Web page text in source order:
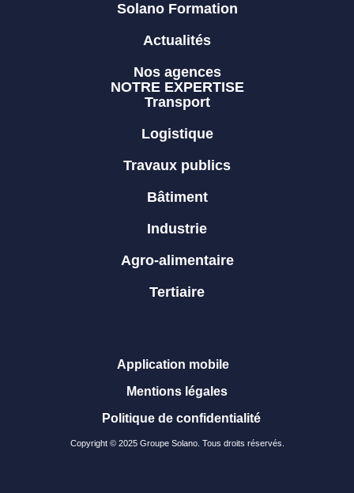
Solano Formation
Actualités
Nos agences
NOTRE EXPERTISE
Transport
Logistique
Travaux publics
Bâtiment
Industrie
Agro-alimentaire
Tertiaire
Copyright © 2025 Groupe Solano. Tous droits réservés.
Application mobile
Mentions légales
Politique de confidentialité